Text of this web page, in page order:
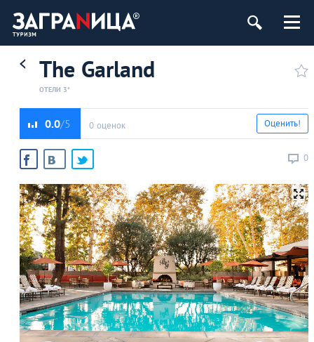
The Garland
ОТЕЛИ 3*
0.0 0 оценок
0
Оценить!